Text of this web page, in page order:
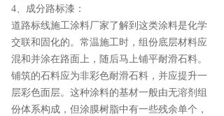
4、成分路标漆：
道路标线施工涂料厂家了解到这类涂料是化学
交联和固化的。常温施工时，组份底层材料应
混和并涂在路面上，随后马上铺平耐滑石料。
铺筑的石料应为非彩色耐滑石料，并应提升一
层彩色面层。这种涂料的基材一般由无溶剂组
份体系构成，但涂膜树脂中有一些残余单个，